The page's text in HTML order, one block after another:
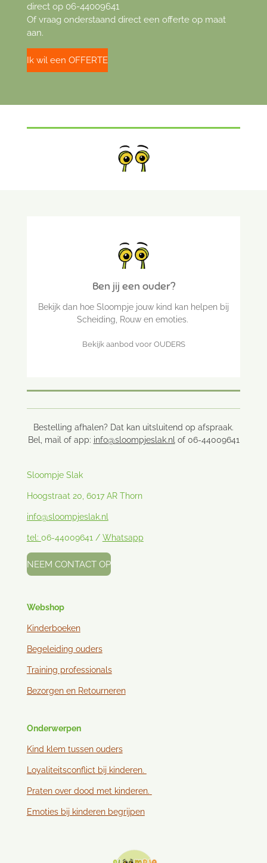
direct op 06-44009641
Of vraag onderstaand direct een offerte op maat
aan.
Ik wil een OFFERTE
Ben jij een ouder?
Bekijk dan hoe Sloompje jouw kind kan helpen bij
Scheiding, Rouw en emoties.
Bekijk aanbod voor OUDERS
Bestelling afhalen? Dat kan uitsluitend op afspraak.
Bel, mail of app: info@sloompjeslak.nlof 06-44009641
Sloompje Slak
Hoogstraat 20, 6017 AR Thorn
info@sloompjeslak.nl
tel: 06-44009641 / Whatsapp
NEEM CONTACT OP
Webshop
Kinderboeken
Begeleiding ouders
Training professionals
Bezorgen en Retourneren
Onderwerpen
Kind klem tussen ouders
Loyaliteitsconflict bij kinderen.
Praten over dood met kinderen.
Emoties bij kinderen begrijpen